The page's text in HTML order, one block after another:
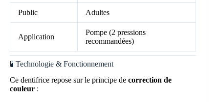
Public Adultes
Application
Pompe (2 pressions
recommandées)
🧪 Technologie & Fonctionnement
Ce dentifrice repose sur le principe de correction de
couleur :